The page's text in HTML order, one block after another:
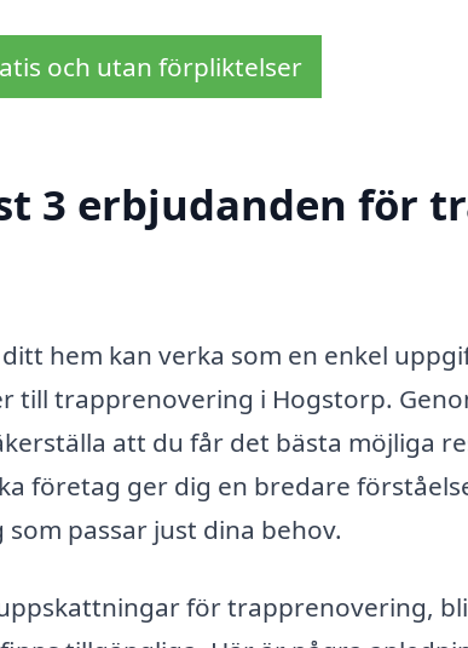
och utan förpliktelser
3 erbjudanden för
hem kan verka som en enkel
till trapprenovering i Hogstorp.
att du får det bästa möjliga
företag ger dig en bredare
passar just dina behov.
för trapprenovering,